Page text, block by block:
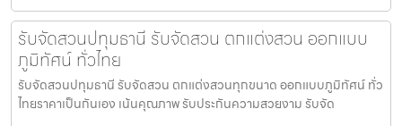
รับจัดสวนปทุมธานี รับจัดสวน ตกแต่งสวน ออกแบบ
ภูมิทัศน์ ทั่วไทย
รับจัดสวนปทุมธานี รับจัดสวน ตกแต่งสวนทุกขนาด ออกแบบภูมิทัศน์ ทั่ว
ไทยราคาเป็นกันเอง เน้นคุณภาพ รับประกันความสวยงาม รับจัด